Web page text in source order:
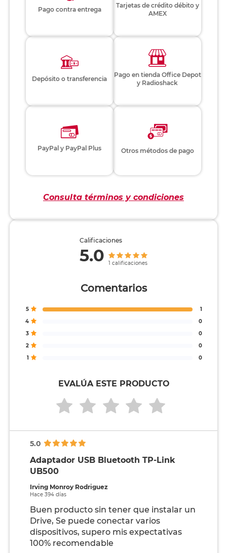
Pago contra entrega
Tarjetas de crédito débito y
AMEX
Depósito o transferencia
Pago en tienda Office Depot
y Radioshack
PayPal y PayPal Plus Otros métodos de pago
Consulta términos y condiciones
Comentarios
5
1
4
0
3
0
2
0
1
0
Calificaciones
5.0 1 calificaciones
EVALÚA ESTE PRODUCTO
5.0
Adaptador USB Bluetooth TP-Link
UB500
Irving Monroy Rodriguez
Hace 394 días
Buen producto sin tener que instalar un
Drive, Se puede conectar varios
dispositivos, supero mis expectativas
100% recomendable